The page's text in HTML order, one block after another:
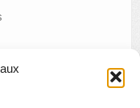
de la Lice